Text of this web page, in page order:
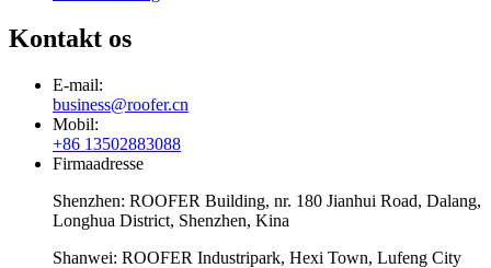
Kontakt os
E-mail:
business@roofer.cn
Mobil:
+86 13502883088
Firmaadresse
Shenzhen: ROOFER Building, nr. 180 Jianhui Road, Dalang,
Longhua District, Shenzhen, Kina
Shanwei: ROOFER Industripark, Hexi Town, Lufeng City